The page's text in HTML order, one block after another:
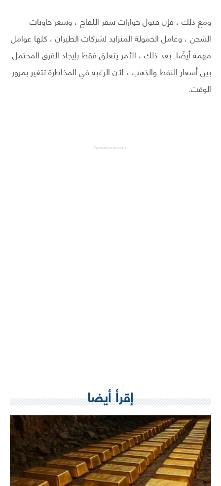
ومع ذلك ، فإن قبول جوازات سفر اللقاح ، وسعر حاويات
الشحن ، وعامل الحمولة المتزايد لشركات الطيران ، كلها عوامل
مهمة أيضًا. بعد ذلك ، الأمر يتعلق فقط بإيجاد الفرق المحتمل
بين أسعار النفط والذهب ، لأن الرغبة في المخاطرة تتغير بمرور
الوقت.
Advertisements
إقرأ أيضا